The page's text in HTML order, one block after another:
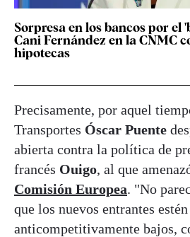
Sorpresa en los bancos por el
Cani Fernández en la CNMC
hipotecas
Precisamente, por aquel
Transportes Óscar Puente
abierta contra la política de
francés Ouigo, al que
Comisión Europea. "No
que los nuevos entrantes
anticompetitivamente bajos,